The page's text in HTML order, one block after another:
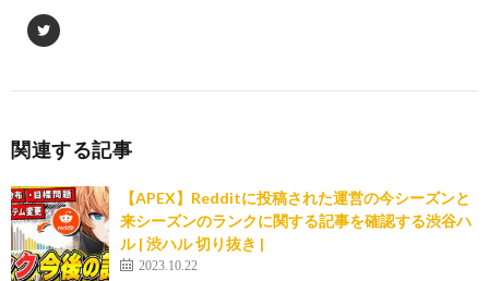
関連する記事
【APEX】Redditに投稿された運営の今シーズンと
来シーズンのランクに関する記事を確認する渋谷ハ
ル | 渋ハル 切り抜き |
2023.10.22